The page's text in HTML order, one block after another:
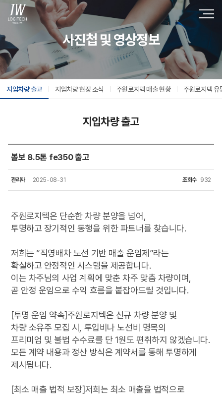
사진첩 및 영상정보
지입차량 출고 지입차량 현장 소식 주원로지텍 매출 현황 주원로지텍 유
지입차량 출고
볼보 8.5톤 fe350 출고
관리자 2025-08-31 조회수 932
주원로지텍은 단순한 차량 분양을 넘어,
투명하고 장기적인 동행을 위한 파트너를 찾습니다.
저희는 “직영배차 노선 기반 매출 운임제”라는
확실하고 안정적인 시스템을 제공합니다.
이는 차주님의 사업 계획에 맞춘 차주 맞춤 차량이며,
곧 안정 운임으로 수익 흐름을 붙잡아드릴 것입니다.
[투명 운임 약속]주원로지텍은 신규 차량 분양 및
차량 소유주 모집 시, 투입비나 노선비 명목의
프리미엄 및 불법 수수료를 단 1원도 편취하지 않겠습니다.
모든 계약 내용과 정산 방식은 계약서를 통해 투명하게
제시됩니다.
[최소 매출 법적 보장]저희는 최소 매출을 법적으로